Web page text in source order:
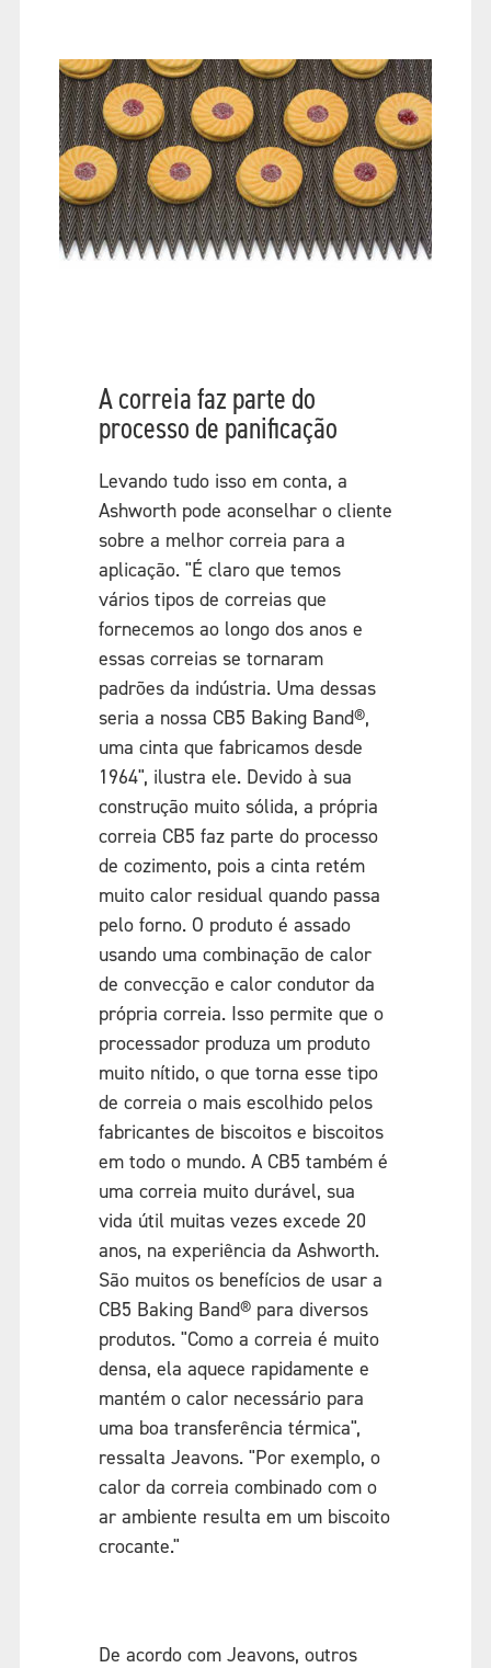
A correia faz parte do
processo de panificação
Levando tudo isso em conta, a
Ashworth pode aconselhar o cliente
sobre a melhor correia para a
aplicação. "É claro que temos
vários tipos de correias que
fornecemos ao longo dos anos e
essas correias se tornaram
padrões da indústria. Uma dessas
seria a nossa CB5 Baking Band®,
uma cinta que fabricamos desde
1964", ilustra ele. Devido à sua
construção muito sólida, a própria
correia CB5 faz parte do processo
de cozimento, pois a cinta retém
muito calor residual quando passa
pelo forno. O produto é assado
usando uma combinação de calor
de convecção e calor condutor da
própria correia. Isso permite que o
processador produza um produto
muito nítido, o que torna esse tipo
de correia o mais escolhido pelos
fabricantes de biscoitos e biscoitos
em todo o mundo. A CB5 também é
uma correia muito durável, sua
vida útil muitas vezes excede 20
anos, na experiência da Ashworth.
São muitos os benefícios de usar a
CB5 Baking Band® para diversos
produtos. "Como a correia é muito
densa, ela aquece rapidamente e
mantém o calor necessário para
uma boa transferência térmica",
ressalta Jeavons. "Por exemplo, o
calor da correia combinado com o
ar ambiente resulta em um biscoito
crocante."
De acordo com Jeavons, outros